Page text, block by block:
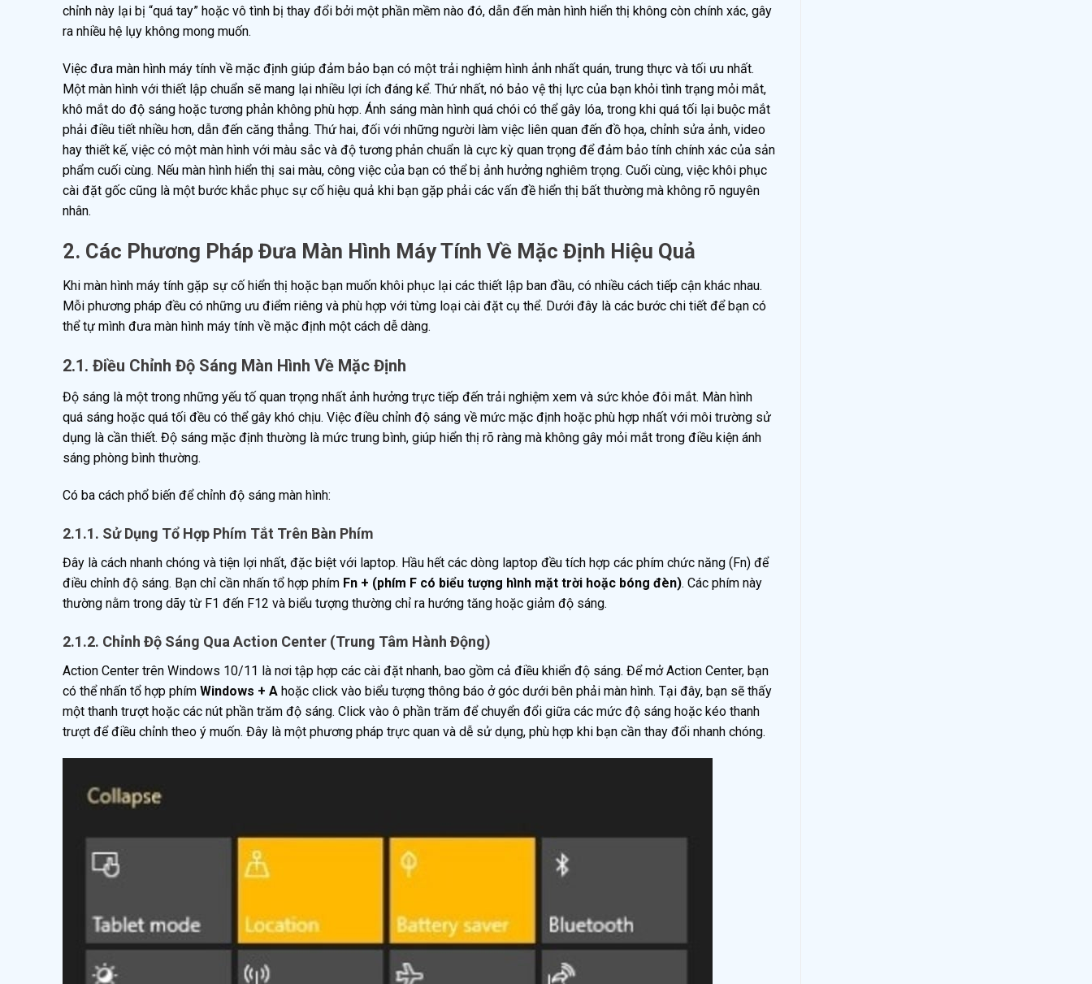
chỉnh này lại bị “quá tay” hoặc vô tình bị thay đổi bởi một phần mềm nào đó, dẫn đến màn hình hiển thị không còn chính xác, gây
ra nhiều hệ lụy không mong muốn.
Việc đưa màn hình máy tính về mặc định giúp đảm bảo bạn có một trải nghiệm hình ảnh nhất quán, trung thực và tối ưu nhất.
Một màn hình với thiết lập chuẩn sẽ mang lại nhiều lợi ích đáng kể. Thứ nhất, nó bảo vệ thị lực của bạn khỏi tình trạng mỏi mắt,
khô mắt do độ sáng hoặc tương phản không phù hợp. Ánh sáng màn hình quá chói có thể gây lóa, trong khi quá tối lại buộc mắt
phải điều tiết nhiều hơn, dẫn đến căng thẳng. Thứ hai, đối với những người làm việc liên quan đến đồ họa, chỉnh sửa ảnh, video
hay thiết kế, việc có một màn hình với màu sắc và độ tương phản chuẩn là cực kỳ quan trọng để đảm bảo tính chính xác của sản
phẩm cuối cùng. Nếu màn hình hiển thị sai màu, công việc của bạn có thể bị ảnh hưởng nghiêm trọng. Cuối cùng, việc khôi phục
cài đặt gốc cũng là một bước khắc phục sự cố hiệu quả khi bạn gặp phải các vấn đề hiển thị bất thường mà không rõ nguyên
nhân.
2. Các Phương Pháp Đưa Màn Hình Máy Tính Về Mặc Định Hiệu Quả
Khi màn hình máy tính gặp sự cố hiển thị hoặc bạn muốn khôi phục lại các thiết lập ban đầu, có nhiều cách tiếp cận khác nhau.
Mỗi phương pháp đều có những ưu điểm riêng và phù hợp với từng loại cài đặt cụ thể. Dưới đây là các bước chi tiết để bạn có
thể tự mình đưa màn hình máy tính về mặc định một cách dễ dàng.
2.1. Điều Chỉnh Độ Sáng Màn Hình Về Mặc Định
Độ sáng là một trong những yếu tố quan trọng nhất ảnh hưởng trực tiếp đến trải nghiệm xem và sức khỏe đôi mắt. Màn hình
quá sáng hoặc quá tối đều có thể gây khó chịu. Việc điều chỉnh độ sáng về mức mặc định hoặc phù hợp nhất với môi trường sử
dụng là cần thiết. Độ sáng mặc định thường là mức trung bình, giúp hiển thị rõ ràng mà không gây mỏi mắt trong điều kiện ánh
sáng phòng bình thường.
Có ba cách phổ biến để chỉnh độ sáng màn hình:
2.1.1. Sử Dụng Tổ Hợp Phím Tắt Trên Bàn Phím
Đây là cách nhanh chóng và tiện lợi nhất, đặc biệt với laptop. Hầu hết các dòng laptop đều tích hợp các phím chức năng (Fn) để
điều chỉnh độ sáng. Bạn chỉ cần nhấn tổ hợp phím Fn + (phím F có biểu tượng hình mặt trời hoặc bóng đèn). Các phím này
thường nằm trong dãy từ F1 đến F12 và biểu tượng thường chỉ ra hướng tăng hoặc giảm độ sáng.
2.1.2. Chỉnh Độ Sáng Qua Action Center (Trung Tâm Hành Động)
Action Center trên Windows 10/11 là nơi tập hợp các cài đặt nhanh, bao gồm cả điều khiển độ sáng. Để mở Action Center, bạn
có thể nhấn tổ hợp phím Windows + A hoặc click vào biểu tượng thông báo ở góc dưới bên phải màn hình. Tại đây, bạn sẽ thấy
một thanh trượt hoặc các nút phần trăm độ sáng. Click vào ô phần trăm để chuyển đổi giữa các mức độ sáng hoặc kéo thanh
trượt để điều chỉnh theo ý muốn. Đây là một phương pháp trực quan và dễ sử dụng, phù hợp khi bạn cần thay đổi nhanh chóng.